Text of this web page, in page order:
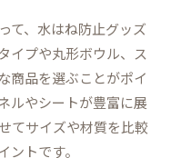
て、水はね防止グッズ
イプや丸形ボウル、ス
商品を選ぶことがポイ
ルやシートが豊富に展
てサイズや材質を比較
ントです。